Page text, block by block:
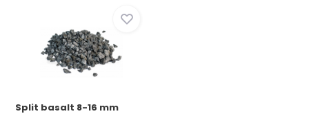
Split basalt 8-16 mm